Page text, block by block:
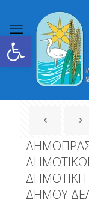
Ανοίξτε τη γραμμή
ΔΗΜΟΤΙΚΗ
ΔΗΜΟΥ